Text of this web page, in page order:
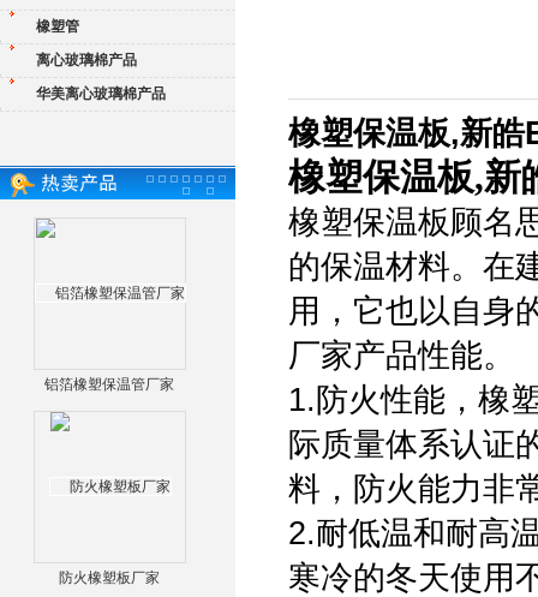
橡塑管
离心玻璃棉产品
华美离心玻璃棉产品
铝箔橡塑保温管厂家
防火橡塑板厂家
橡塑保温板,新皓
橡塑保温板,新
橡塑保温板顾名
的保温材料。在
用，它也以自身
厂家产品性能。
1.防火性能，橡
际质量体系认证
料，防火能力非
2.耐低温和耐高
寒冷的冬天使用